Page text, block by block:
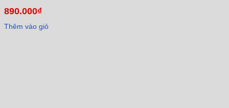
890.000₫
Thêm vào giỏ